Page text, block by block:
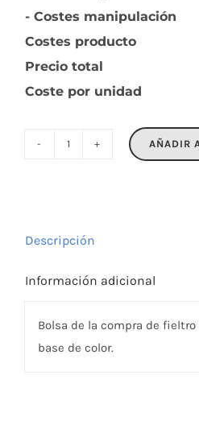
- Costes manipulación
Costes producto
Precio total
Coste por unidad
AÑADIR
Descripción
Información adicional
Bolsa de la compra de fieltro
base de color.